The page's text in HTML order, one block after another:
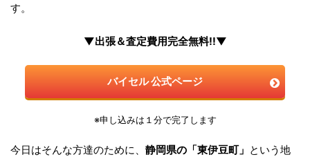
す。
▼出張＆査定費用完全無料!!▼
バイセル 公式ページ
※申し込みは１分で完了します
今日はそんな方達のために、 静岡県の「東伊豆町」 という地